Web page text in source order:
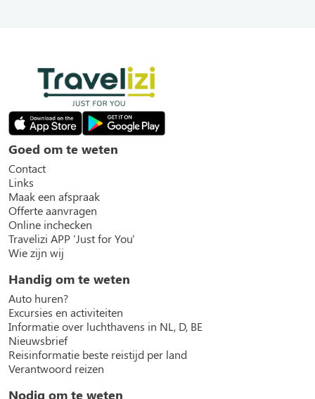
Goed om te weten
Contact
Links
Maak een afspraak
Offerte aanvragen
Online inchecken
Travelizi APP 'Just for You'
Wie zijn wij
Handig om te weten
Auto huren?
Excursies en activiteiten
Informatie over luchthavens in NL, D, BE
Nieuwsbrief
Reisinformatie beste reistijd per land
Verantwoord reizen
Nodig om te weten